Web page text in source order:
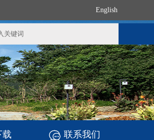
English
载 联系我们